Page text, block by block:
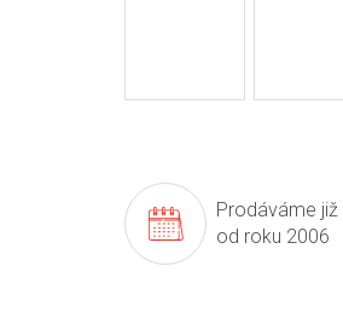
Prodáváme již
od roku 2006